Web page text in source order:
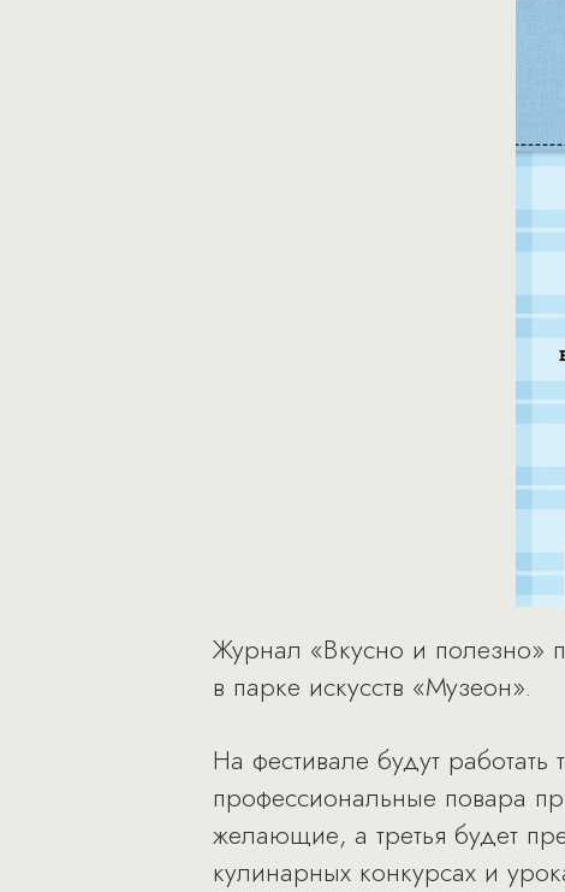
Журнал «Вкусно и полезно»
в парке искусств «Музеон».
На фестивале будут
профессиональные повара
желающие, а третья будет
кулинарных конкурсах и